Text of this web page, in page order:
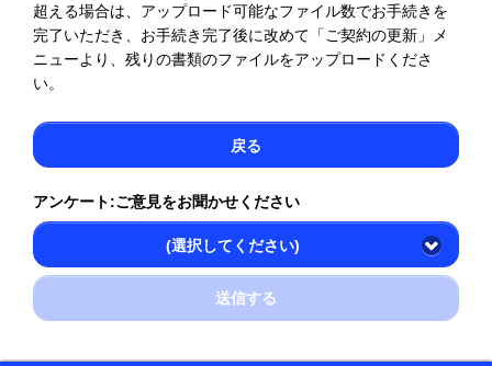
超える場合は、アップロード可能なファイル数でお手続きを
完了いただき、お手続き完了後に改めて「ご契約の更新」メ
ニューより、残りの書類のファイルをアップロードくださ
い。
戻る
アンケート:ご意見をお聞かせください
(選択してください)
送信する